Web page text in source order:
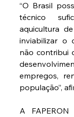
“O Brasil
técnico
aquicultura
inviabilizar o
não contribui
empregos,
população”,
A